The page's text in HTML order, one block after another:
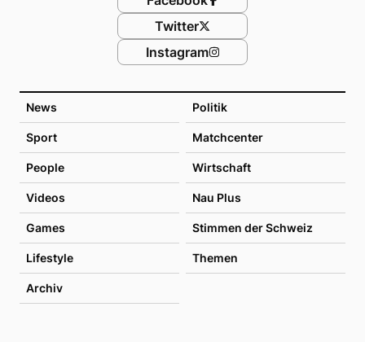
News Politik
Sport Matchcenter
People Wirtschaft
Videos Nau Plus
Games Stimmen der Schweiz
Lifestyle Themen
Archiv
Twitter
Instagram